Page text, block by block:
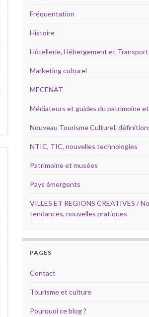
Fréquentation
Histoire
Hôtellerie, Hébergement et Transport
Marketing culturel
MECENAT
Médiateurs et guides du patrimoine
Nouveau Tourisme Culturel,
NTIC, TIC, nouvelles technologies
Patrimoine et musées
Pays émergents
VILLES ET REGIONS CREATIVES /
tendances, nouvelles pratiques
PAGES
Contact
Tourisme et culture
Pourquoi ce blog ?